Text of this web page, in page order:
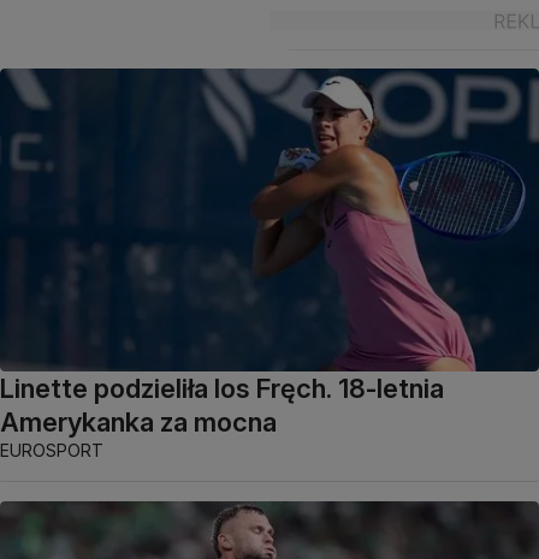
Linette podzieliła los Fręch. 18-letnia
Amerykanka za mocna
EUROSPORT